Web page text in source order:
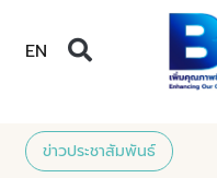
EN
ข่าวประชาสัมพันธ์